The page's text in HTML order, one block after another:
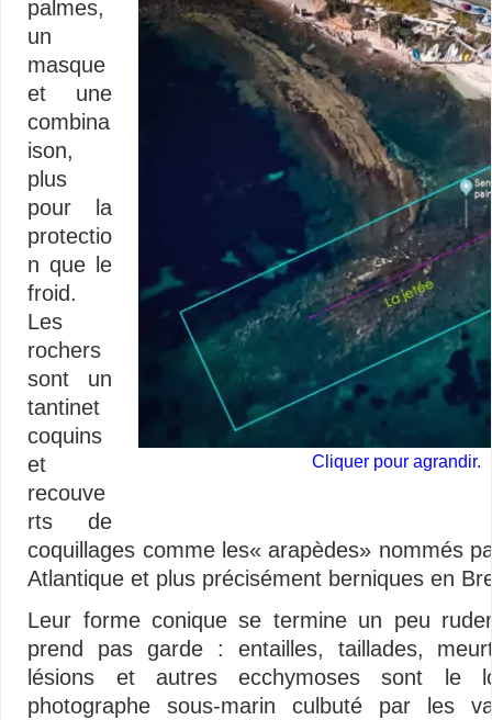
Cliquer pour agrandir.
palmes,
un
masque
et une
combina
ison,
plus
pour la
protectio
n que le
froid.
Les
rochers
sont un
tantinet
coquins
et
recouve
rts de
coquillages comme les« arapèdes» nommés
Atlantique et plus précisément berniques en
Leur forme conique se termine un peu
prend pas garde : entailles, taillades,
lésions et autres ecchymoses sont le
photographe sous-marin culbuté par les